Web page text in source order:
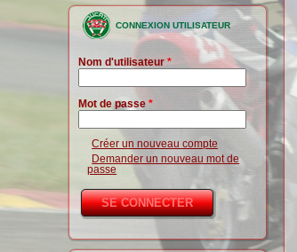
CONNEXION UTILISATEUR
Nom d'utilisateur*
Mot de passe*
Créer un nouveau compte
Demander un nouveau mot de
passe